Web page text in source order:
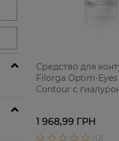
Средство для
Filorga Optim-Eyes
Contour с
1 968,99 ГРН